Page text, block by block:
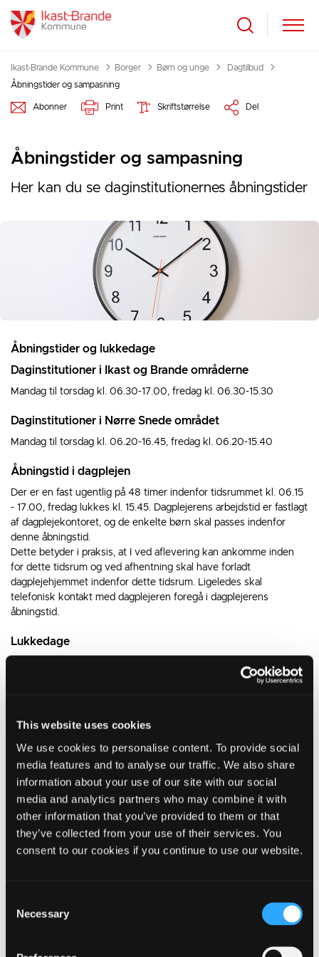
This website uses cookies
We use cookies to personalise content. To provide social
media features and to analyse our traffic. We also share
information about your use of our site with our social
media and analytics partners who may combine it with
other information that you’ve provided to them or that
they’ve collected from your use of their services. You
consent to our cookies if you continue to use our website.
Selection
Necessary
Ikast-Brande Kommune Borger Børn og unge
Tilbage til
Dagtilbud
Åbningstider og sampasning
Abonner Print Skriftstørrelse Del
Åbningstider og sampasning
Her kan du se daginstitutionernes åbningstider
Åbningstider og lukkedage
Daginstitutioner i Ikast og Brande områderne
Mandag til torsdag kl. 06.30-17.00, fredag kl. 06.30-15.30
Daginstitutioner i Nørre Snede området
Mandag til torsdag kl. 06.20-16.45, fredag kl. 06.20-15.40
Åbningstid i dagplejen
Der er en fast ugentlig på 48 timer indenfor tidsrummet kl. 06.15
- 17.00, fredag lukkes kl. 15.45. Dagplejerens arbejdstid er fastlagt
af dagplejekontoret, og de enkelte børn skal passes indenfor
denne åbningstid.
Dette betyder i praksis, at I ved aflevering kan ankomme inden
for dette tidsrum og ved afhentning skal have forladt
dagplejehjemmet indenfor dette tidsrum. Ligeledes skal
telefonisk kontakt med dagplejeren foregå i dagplejerens
åbningstid.
Lukkedage
Det er desuden vedtaget, at distrikterne kan arrangere
sampasning på dage med lavt fremmøde:
- fredagen efter Kr. Himmelfartsdag
- sommerferien (uge 28-29-30)
- dagene mellem jul og nytår
mange børn, der har behov for pasning. Undersøgelsen kan
foregå enten digitalt, ved opslag i institutionen eller et brev til
fremmøde/pasningsbehov på under 35 % af de indskrevne børn i